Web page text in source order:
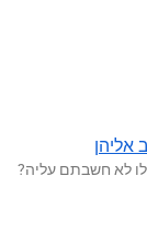
אליהן
לא חשבתם עליה?